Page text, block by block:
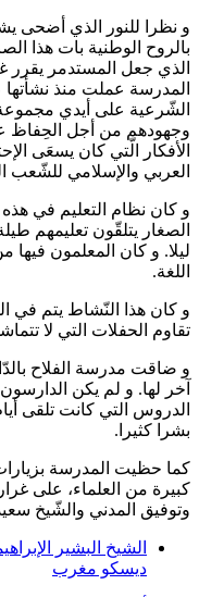
و نظرا للنور الذي أضحى
بالروح الوطنية بات هذا
الذي جعل المستدمر يقرر
المدرسة عملت منذ نشأتها
الشّرعية على أيدي
وجهودهم من أجل الحِفاظ
الأفكار الّتي كان يسعَى
العربي والإسلامي للشّعب
و كان نظام التعليم في
الصغار يتلقّون تعليمهم
ليلا. و كان المعلمون فيها
اللغة.
و كان هذا النّشاط يتم في
تقاوم الحفلات التي لا
و ضاقت مدرسة الفلاح
آخر لها. و لم يكن
الدروس التي كانت تلقى
بشرا كثيرا.
كما حظيت المدرسة
كبيرة من العلماء، على
وتوفيق المدني والشّيخ
الشيخ البشير
ديسكو مغرب